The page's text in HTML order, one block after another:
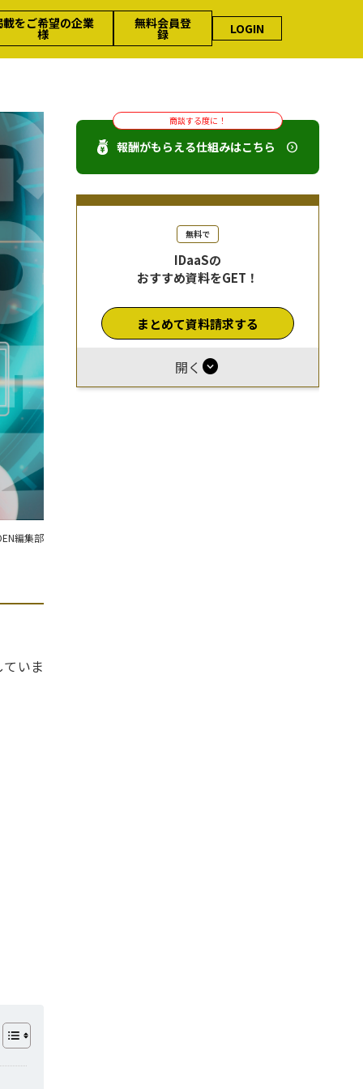
載をご希望の企業
様
無料会員登
録 LOGIN
編集部
いま
商談する度に！
報酬がもらえる仕組みはこちら
無料で
IDaaSの
おすすめ資料をGET！
まとめて資料請求する
開く expand_circle_down